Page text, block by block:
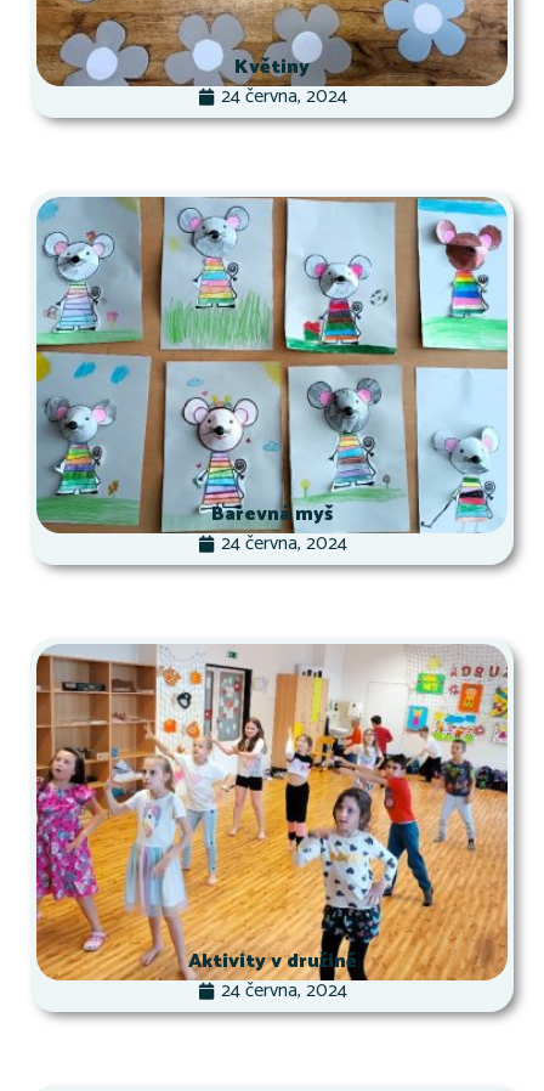
Květiny
24 června, 2024
Barevná myš
24 června, 2024
Aktivity v družině
24 června, 2024